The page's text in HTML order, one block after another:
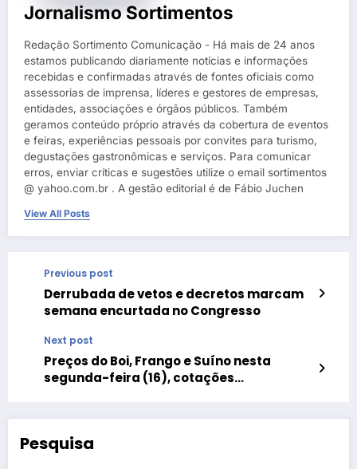
Jornalismo Sortimentos
Redação Sortimento Comunicação - Há mais de 24 anos
estamos publicando diariamente notícias e informações
recebidas e confirmadas através de fontes oficiais como
assessorias de imprensa, líderes e gestores de empresas,
entidades, associações e órgãos públicos. Também
geramos conteúdo próprio através da cobertura de eventos
e feiras, experiências pessoais por convites para turismo,
degustações gastronômicas e serviços. Para comunicar
erros, enviar críticas e sugestões utilize o email sortimentos
@ yahoo.com.br . A gestão editorial é de Fábio Juchen
View All Posts
Previous post
Derrubada de vetos e decretos marcam
semana encurtada no Congresso
Next post
Preços do Boi, Frango e Suíno nesta
segunda-feira (16), cotações
Pesquisa